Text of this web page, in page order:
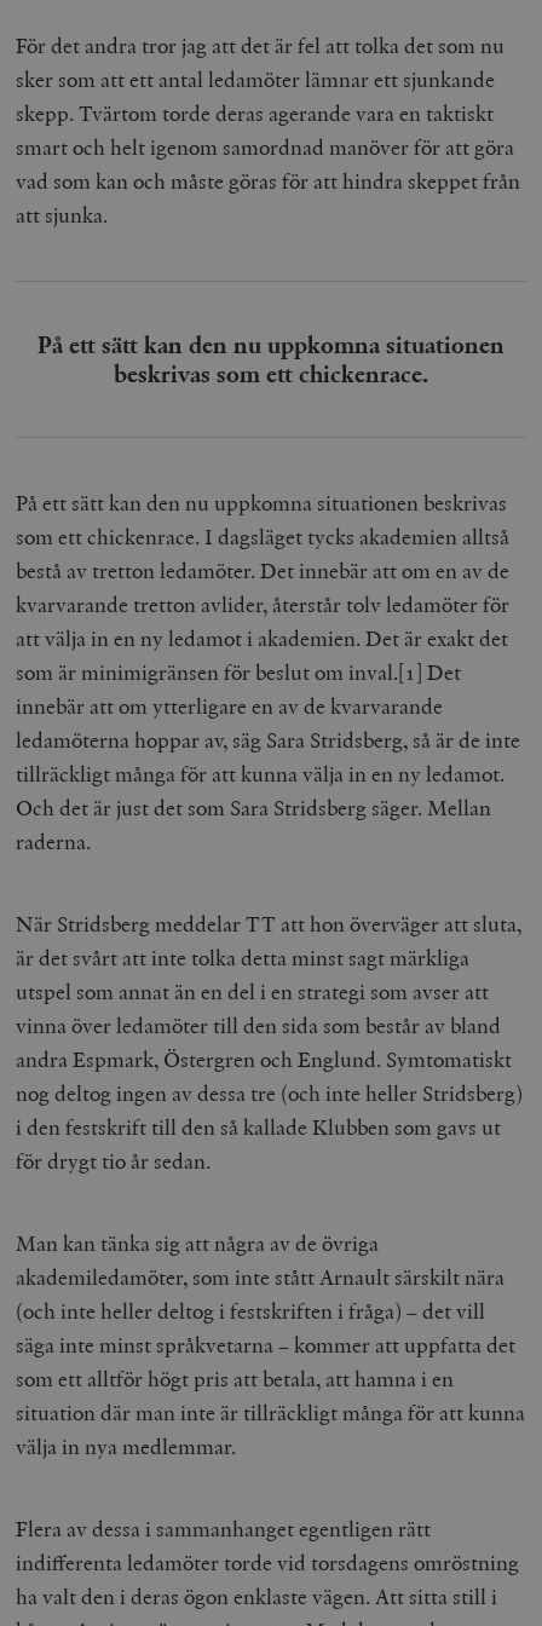
För det andra tror jag att det är fel att tolka det som nu
sker som att ett antal ledamöter lämnar ett sjunkande
skepp. Tvärtom torde deras agerande vara en taktiskt
smart och helt igenom samordnad manöver för att göra
vad som kan och måste göras för att hindra skeppet från
att sjunka.
På ett sätt kan den nu uppkomna situationen
beskrivas som ettchickenrace.
På ett sätt kan den nu uppkomna situationen beskrivas
som ettchickenrace. I dagsläget tycks akademien alltså
bestå av tretton ledamöter. Det innebär att om en av de
kvarvarande tretton avlider, återstår tolv ledamöter för
att välja in en ny ledamot i akademien. Det är exakt det
som är minimigränsen för beslut om inval.[1] Det
innebär att om ytterligare en av de kvarvarande
ledamöterna hoppar av, säg Sara Stridsberg, så är de inte
tillräckligt många för att kunna välja in en ny ledamot.
Och det är just det som Sara Stridsberg säger. Mellan
raderna.
När Stridsberg meddelar TT att honöverväger att sluta,
är det svårt att inte tolka detta minst sagt märkliga
utspel som annat än en del i en strategi som avser att
vinna över ledamöter till den sida som består av bland
andra Espmark, Östergren och Englund. Symtomatiskt
nog deltog ingen av dessa tre (och inte heller Stridsberg)
i den festskrift till den så kallade Klubben som gavs ut
för drygt tio år sedan.
Man kan tänka sig att några av de övriga
akademiledamöter, som inte stått Arnault särskilt nära
(och inte heller deltog i festskriften i fråga) – det vill
säga inte minst språkvetarna – kommer att uppfatta det
som ett alltför högt pris att betala, att hamna i en
situation där man inte är tillräckligt många för att kunna
välja in nya medlemmar.
Flera av dessa i sammanhanget egentligen rätt
indifferenta ledamöter torde vid torsdagens omröstning
ha valt den i deras ögon enklaste vägen. Att sitta still i